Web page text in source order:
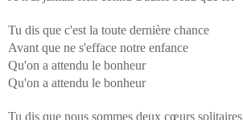
Tu dis que c'est la toute dernière chance
Avant que ne s'efface notre enfance
Qu'on a attendu le bonheur
Qu'on a attendu le bonheur
Tu dis que nous sommes deux cœurs solitaires